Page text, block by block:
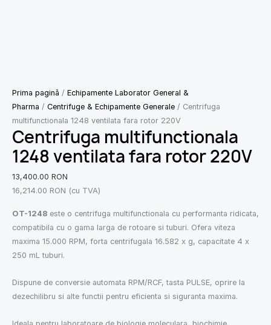
Prima pagină / Echipamente Laborator General &
Pharma / Centrifuge & Echipamente Generale / Centrifuga
multifunctionala 1248 ventilata fara rotor 220V
Centrifuga multifunctionala
1248 ventilata fara rotor 220V
13,400.00 RON
16,214.00 RON (cu TVA)
OT-1248 este o centrifuga multifunctionala cu performanta ridicata,
compatibila cu o gama larga de rotoare si tuburi. Ofera viteza
maxima 15.000 RPM, forta centrifugala 16.582 x g, capacitate 4 x
250 mL tuburi.
Dispune de conversie automata RPM/RCF, tasta PULSE, oprire la
dezechilibru si alte functii pentru eficienta si siguranta maxima.